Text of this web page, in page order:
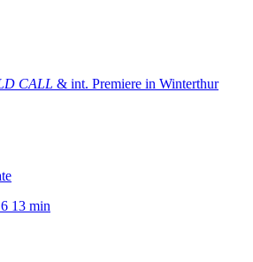
CALL & int. Premiere in Winterthur
13 min